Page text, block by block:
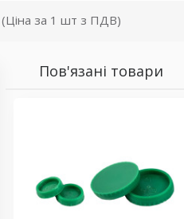
(Ціна за 1 шт з ПДВ)
Пов'язані товари